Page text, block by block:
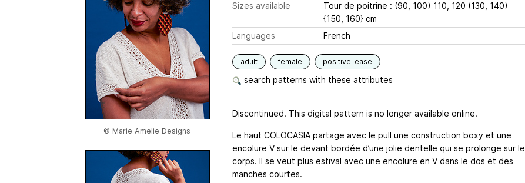
© Marie Amelie Designs
Sizes available
Tour de poitrine : (90, 100) 110, 120 (130, 140)
{150, 160} cm
Languages
French
adult female positive-ease
search patterns with these attributes
Discontinued. This digital pattern is no longer available online.
Le haut COLOCASIA partage avec le pull une construction boxy et une
encolure V sur le devant bordée d’une jolie dentelle qui se prolonge sur le
corps. Il se veut plus estival avec une encolure en V dans le dos et des
manches courtes.